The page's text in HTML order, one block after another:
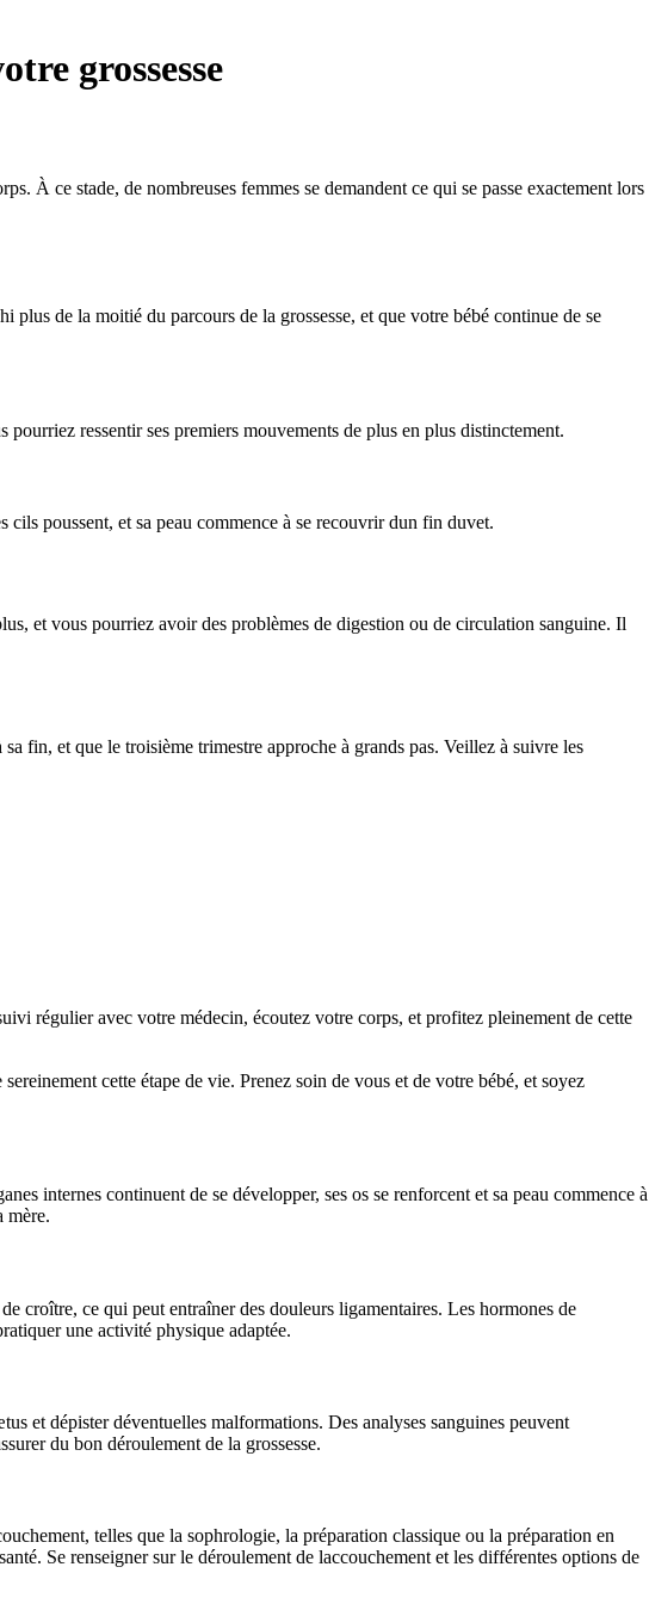
grossesse
À ce stade, de nombreuses femmes se demandent ce qui se passe exactement lors
plus de la moitié du parcours de la grossesse, et que votre bébé continue de se
ressentir ses premiers mouvements de plus en plus distinctement.
poussent, et sa peau commence à se recouvrir dun fin duvet.
et vous pourriez avoir des problèmes de digestion ou de circulation sanguine. Il
fin, et que le troisième trimestre approche à grands pas. Veillez à suivre les
régulier avec votre médecin, écoutez votre corps, et profitez pleinement de cette
cette étape de vie. Prenez soin de vous et de votre bébé, et soyez
internes continuent de se développer, ses os se renforcent et sa peau commence à
mère.
croître, ce qui peut entraîner des douleurs ligamentaires. Les hormones de
une activité physique adaptée.
et dépister déventuelles malformations. Des analyses sanguines peuvent
du bon déroulement de la grossesse.
telles que la sophrologie, la préparation classique ou la préparation en
Se renseigner sur le déroulement de laccouchement et les différentes options de